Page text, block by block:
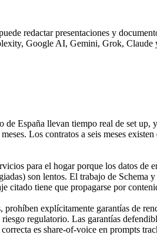
redactar presentaciones y
Google AI, Gemini, Grok,
España llevan tiempo real de set up,
Los contratos a seis meses existen
para el hogar porque los datos de
son lentos. El trabajo de Schema
citado tiene que propagarse por
explícitamente garantías de
regulatorio. Las garantías
es share-of-voice en prompts